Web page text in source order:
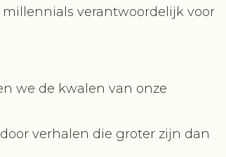
millennials verantwoordelijk voor
we de kwalen van onze
verhalen die groter zijn dan